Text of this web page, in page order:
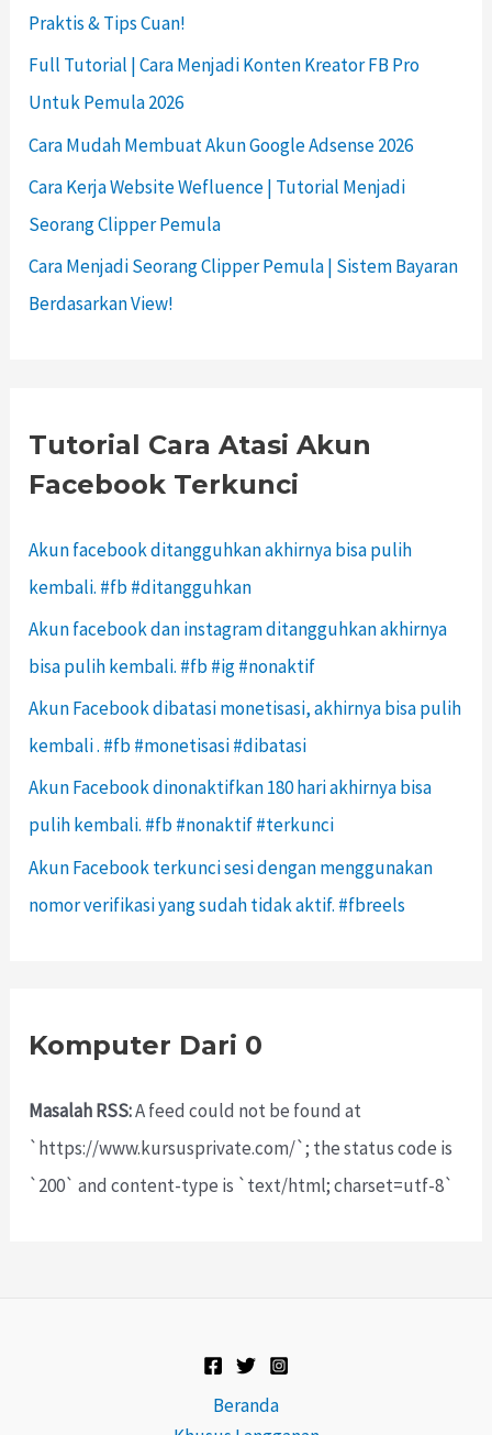
Praktis & Tips Cuan!
Full Tutorial | Cara Menjadi Konten Kreator FB Pro
Untuk Pemula 2026
Cara Mudah Membuat Akun Google Adsense 2026
Cara Kerja Website Wefluence | Tutorial Menjadi
Seorang Clipper Pemula
Cara Menjadi Seorang Clipper Pemula | Sistem Bayaran
Berdasarkan View!
Tutorial Cara Atasi Akun
Facebook Terkunci
Akun facebook ditangguhkan akhirnya bisa pulih
kembali. #fb #ditangguhkan
Akun facebook dan instagram ditangguhkan akhirnya
bisa pulih kembali. #fb #ig #nonaktif
Akun Facebook dibatasi monetisasi, akhirnya bisa pulih
kembali . #fb #monetisasi #dibatasi
Akun Facebook dinonaktifkan 180 hari akhirnya bisa
pulih kembali. #fb #nonaktif #terkunci
Akun Facebook terkunci sesi dengan menggunakan
nomor verifikasi yang sudah tidak aktif. #fbreels
Komputer Dari 0
Masalah RSS:A feed could not be found at
`https://www.kursusprivate.com/`; the status code is
`200` and content-type is `text/html; charset=utf-8`
Beranda